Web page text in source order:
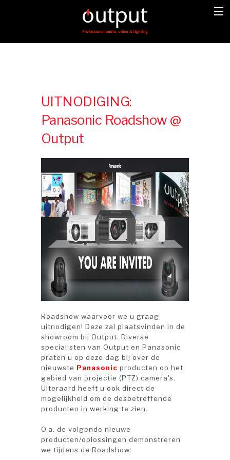
UITNODIGING:
Panasonic Roadshow @
Output
Roadshow waarvoor we u graag
uitnodigen! Deze zal plaatsvinden in de
showroom bij Output. Diverse
specialisten van Output en Panasonic
praten u op deze dag bij over de
nieuwste Panasonic producten op het
gebied van projectie (PTZ) camera's.
Uiteraard heeft u ook direct de
mogelijkheid om de desbetreffende
producten in werking te zien.
O.a. de volgende nieuwe
producten/oplossingen demonstreren
we tijdens de Roadshow: